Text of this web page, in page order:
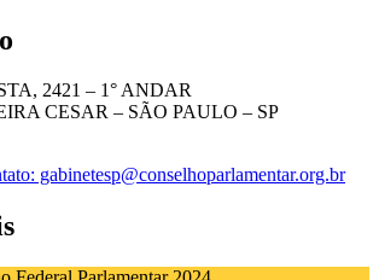
2421 – 1° ANDAR
CESAR – SÃO PAULO – SP
gabinetesp@conselhoparlamentar.org.br